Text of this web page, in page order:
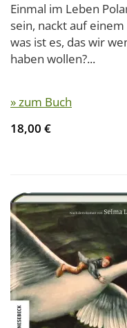
Einmal im Leben
sein, nackt auf
was ist es, das wir
haben wollen?...
» zum Buch
18,00 €